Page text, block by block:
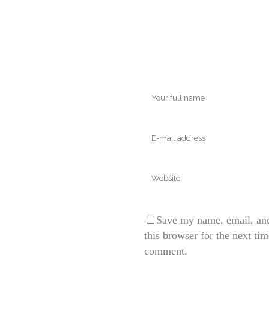
Save my name, email,
this browser for the next
comment.